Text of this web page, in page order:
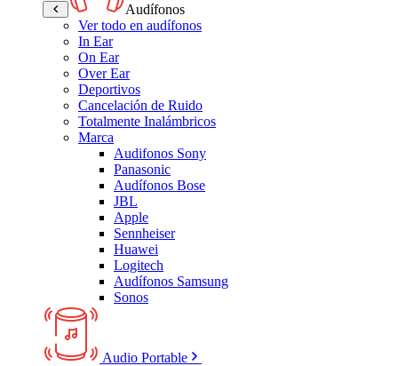
Audífonos
Ver todo en audífonos
In Ear
On Ear
Over Ear
Deportivos
Cancelación de Ruido
Totalmente Inalámbricos
Marca
Audifonos Sony
Panasonic
Audífonos Bose
JBL
Apple
Sennheiser
Huawei
Logitech
Audífonos Samsung
Sonos
Audio Portable